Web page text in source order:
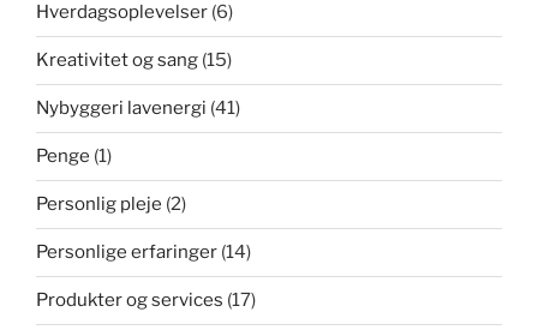
Hverdagsoplevelser (6)
Kreativitet og sang (15)
Nybyggeri lavenergi (41)
Penge (1)
Personlig pleje (2)
Personlige erfaringer (14)
Produkter og services (17)